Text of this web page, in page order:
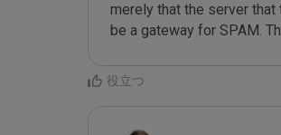
merely that the server
be a gateway for SPAM.
役立つ